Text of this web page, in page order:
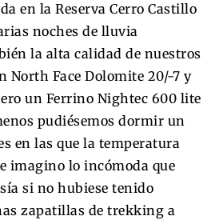
en la Reserva Cerro Castillo
noches de lluvia
la alta calidad de nuestros
North Face Dolomite 20/-7 y
un Ferrino Nightec 600 lite
pudiésemos dormir un
en las que la temperatura
imagino lo incómoda que
si no hubiese tenido
zapatillas de trekking a